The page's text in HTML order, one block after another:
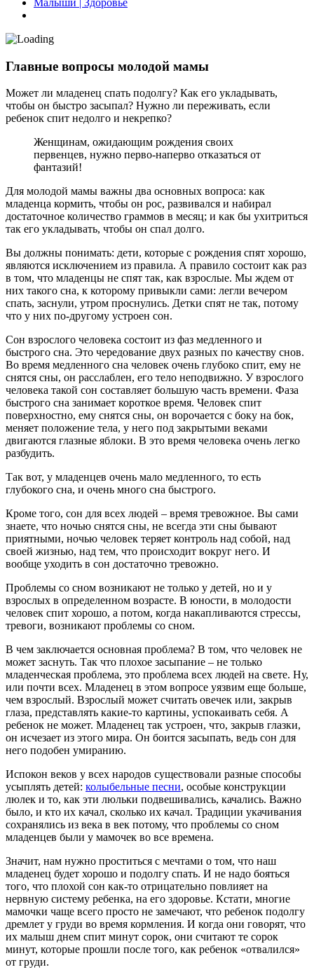
Малыши | Здоровье
Главные вопросы молодой мамы
Может ли младенец спать подолгу? Как его укладывать,
чтобы он быстро засыпал? Нужно ли переживать, если
ребенок спит недолго и некрепко?
Женщинам, ожидающим рождения своих
первенцев, нужно перво-наперво отказаться от
фантазий!
Для молодой мамы важны два основных вопроса: как
младенца кормить, чтобы он рос, развивался и набирал
достаточное количество граммов в месяц; и как бы ухитриться
так его укладывать, чтобы он спал долго.
Вы должны понимать: дети, которые с рождения спят хорошо,
являются исключением из правила. А правило состоит как раз
в том, что младенцы не спят так, как взрослые. Мы ждем от
них такого сна, к которому привыкли сами: легли вечером
спать, заснули, утром проснулись. Детки спят не так, потому
что у них по-другому устроен сон.
Сон взрослого человека состоит из фаз медленного и
быстрого сна. Это чередование двух разных по качеству снов.
Во время медленного сна человек очень глубоко спит, ему не
снятся сны, он расслаблен, его тело неподвижно. У взрослого
человека такой сон составляет большую часть времени. Фаза
быстрого сна занимает короткое время. Человек спит
поверхностно, ему снятся сны, он ворочается с боку на бок,
меняет положение тела, у него под закрытыми веками
двигаются глазные яблоки. В это время человека очень легко
разбудить.
Так вот, у младенцев очень мало медленного, то есть
глубокого сна, и очень много сна быстрого.
Кроме того, сон для всех людей – время тревожное. Вы сами
знаете, что ночью снятся сны, не всегда эти сны бывают
приятными, ночью человек теряет контроль над собой, над
своей жизнью, над тем, что происходит вокруг него. И
вообще уходить в сон достаточно тревожно.
Проблемы со сном возникают не только у детей, но и у
взрослых в определенном возрасте. В юности, в молодости
человек спит хорошо, а потом, когда накапливаются стрессы,
тревоги, возникают проблемы со сном.
В чем заключается основная проблема? В том, что человек не
может заснуть. Так что плохое засыпание – не только
младенческая проблема, это проблема всех людей на свете. Ну,
или почти всех. Младенец в этом вопросе уязвим еще больше,
чем взрослый. Взрослый может считать овечек или, закрыв
глаза, представлять какие-то картины, успокаивать себя. А
ребенок не может. Младенец так устроен, что, закрыв глазки,
он исчезает из этого мира. Он боится засыпать, ведь сон для
него подобен умиранию.
Испокон веков у всех народов существовали разные способы
усыплять детей: колыбельные песни, особые конструкции
люлек и то, как эти люльки подвешивались, качались. Важно
было, и кто их качал, сколько их качал. Традиции укачивания
сохранялись из века в век потому, что проблемы со сном
младенцев были у мамочек во все времена.
Значит, нам нужно проститься с мечтами о том, что наш
младенец будет хорошо и подолгу спать. И не надо бояться
того, что плохой сон как-то отрицательно повлияет на
нервную систему ребенка, на его здоровье. Кстати, многие
мамочки чаще всего просто не замечают, что ребенок подолгу
дремлет у груди во время кормления. И когда они говорят, что
их малыш днем спит минут сорок, они считают те сорок
минут, которые прошли после того, как ребенок «отвалился»
от груди.